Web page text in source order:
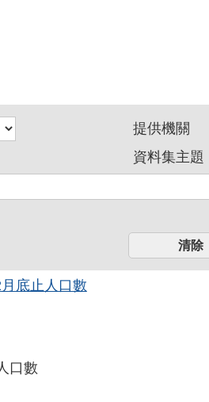
提供機關
資料集主題
底止人口數
口數